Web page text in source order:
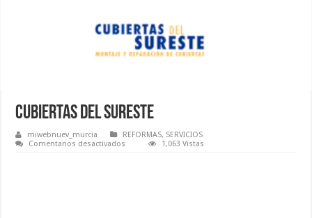
Cubiertas del sureste
miwebnuev_murcia REFORMAS, SERVICIOS
Comentarios desactivados
1,063 Vistas